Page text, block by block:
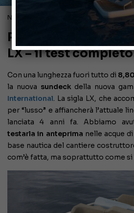
Novembre 14, 2020
Ranieri International
LX – il test
Con una lunghezza fuori tutto di
la nuova sundeckdella nuova
International. La sigla LX, che
per “lusso” e affiancherà l’attuale
lanciata 4 anni fa. Abbiamo
testarla in anteprima nelle acque
base nautica del cantiere
com’è fatta, ma soprattutto come